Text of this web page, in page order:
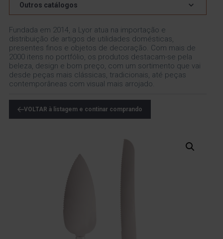
Outros catálogos
Fundada em 2014, a Lyor atua na importação e
distribuição de artigos de utilidades domésticas,
presentes finos e objetos de decoração. Com mais de
2000 itens no portfólio, os produtos destacam-se pela
beleza, design e bom preço, com um sortimento que vai
desde peças mais clássicas, tradicionais, até peças
contemporâneas com visual mais arrojado.
VOLTAR à listagem e continar comprando